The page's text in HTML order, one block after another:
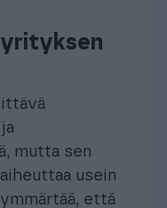
mutta sen
usein
että